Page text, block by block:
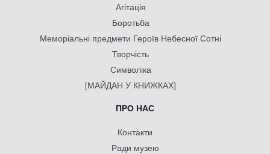
Агітація
Боротьба
Меморіальні предмети Героїв Небесної Сотні
Творчість
Символіка
[МАЙДАН У КНИЖКАХ]
ПРО НАС
Контакти
Ради музею